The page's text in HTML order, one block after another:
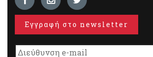
Εγγραφή στο newsletter